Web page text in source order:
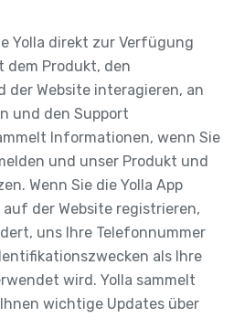
Yolla direkt zur Verfügung
dem Produkt, den
der Website interagieren, an
und den Support
Informationen, wenn Sie
und unser Produkt und
Wenn Sie die Yolla App
der Website registrieren,
uns Ihre Telefonnummer
als Ihre
wird. Yolla sammelt
wichtige Updates über